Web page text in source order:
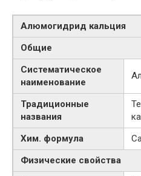
Алюмогидрид кальция
Общие
Систематическое
наименование
Традиционные
названия
Хим. формула
Физические свойства